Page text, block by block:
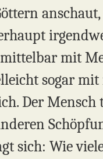
mit
sogar
Der
sich: Wie